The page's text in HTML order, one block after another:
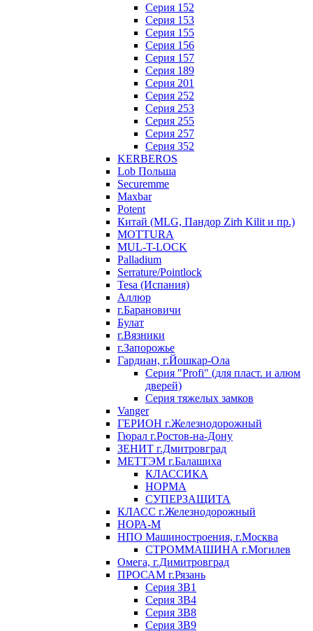
Серия 152
Серия 153
Серия 155
Серия 156
Серия 157
Серия 189
Серия 201
Серия 252
Серия 253
Серия 255
Серия 257
Серия 352
KERBEROS
Lob Польша
Securemme
Maxbar
Potent
Китай (MLG, Пандор Zirh Kilit и пр.)
MOTTURA
MUL-T-LOCK
Palladium
Serrature/Pointlock
Tesa (Испания)
Аллюр
г.Барановичи
Булат
г.Вязники
г.Запорожье
Гардиан, г.Йошкар-Ола
Серия "Profi" (для пласт. и алюм
дверей)
Серия тяжелых замков
Vanger
ГЕРИОН г.Железнодорожный
Гюрал г.Ростов-на-Дону
ЗЕНИТ г.Дмитровград
МЕТТЭМ г.Балашиха
КЛАССИКА
НОРМА
СУПЕРЗАЩИТА
КЛАСС г.Железнодорожный
НОРА-М
НПО Машиностроения, г.Москва
СТРОММАШИНА г.Могилев
Омега, г.Димитровград
ПРОСАМ г.Рязань
Серия ЗВ1
Серия ЗВ4
Серия ЗВ8
Серия ЗВ9